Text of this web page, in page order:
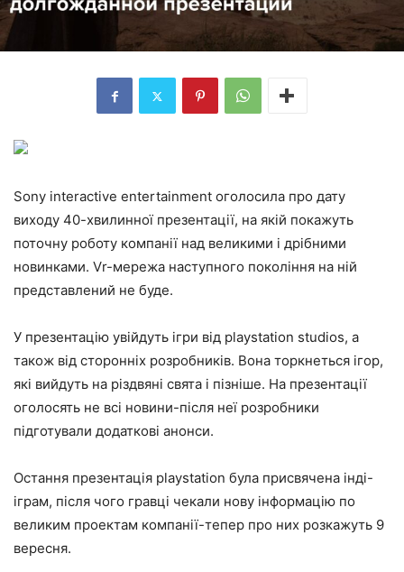
Sony interactive entertainment оголосила про дату
виходу 40-хвилинної презентації, на якій покажуть
поточну роботу компанії над великими і дрібними
новинками. Vr-мережа наступного покоління на ній
представлений не буде.
У презентацію увійдуть ігри від playstation studios, а
також від сторонніх розробників. Вона торкнеться ігор,
які вийдуть на різдвяні свята і пізніше. На презентації
оголосять не всі новини-після неї розробники
підготували додаткові анонси.
Остання презентація playstation була присвячена інді-
іграм, після чого гравці чекали нову інформацію по
великим проектам компанії-тепер про них розкажуть 9
вересня.